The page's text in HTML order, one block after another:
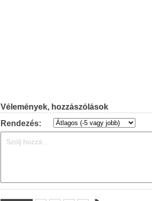
Vélemények, hozzászólások
Rendezés: